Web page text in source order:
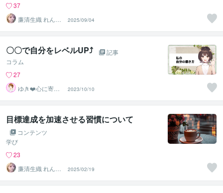
37
廉清生織 れんせ
い さき
2025/09/04
〇〇で自分をレベルUP⤴︎
記事
コラム
27
ゆき❤️心に寄り
添う癒しのナー
ス
2023/10/10
目標達成を加速させる習慣について
コンテンツ
学び
23
廉清生織 れんせ
い さき
2025/02/19